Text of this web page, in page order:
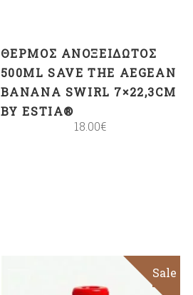
ΘΕΡΜΌΣ ΑΝΟΞΕΊΔΩΤΟΣ
500ML SAVE THE AEGEAN
BANANA SWIRL 7×22,3CM
BY ESTIA®
18.00€
Sale